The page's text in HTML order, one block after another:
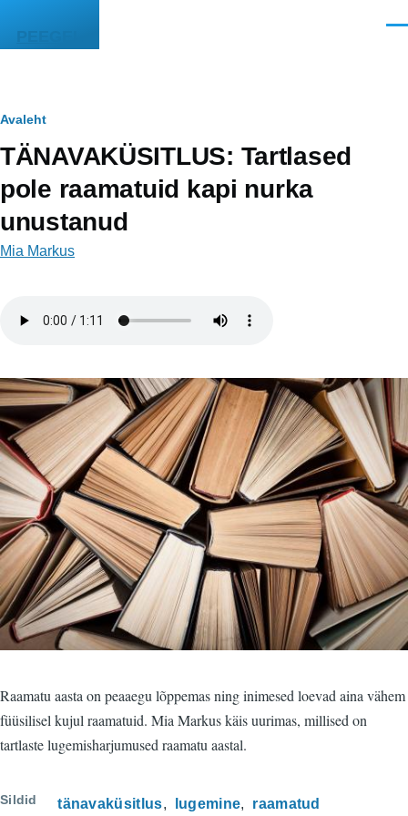
PEEGEL
Leivapuru
Avaleht
TÄNAVAKÜSITLUS: Tartlased
pole raamatuid kapi nurka
unustanud
Mia Markus
Raamatu aasta on peaaegu lõppemas ning inimesed loevad aina vähem
füüsilisel kujul raamatuid. Mia Markus käis uurimas, millised on
tartlaste lugemisharjumused raamatu aastal.
Sildid tänavaküsitlus lugemine raamatud